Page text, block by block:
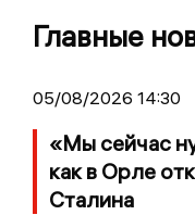
Главные
05/08/2026 14:30
«Мы сейчас
как в Орле
Сталина